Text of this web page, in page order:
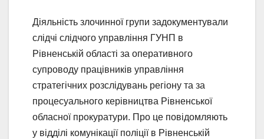
Діяльність злочинної групи задокументували
слідчі слідчого управління ГУНП в
Рівненській області за оперативного
супроводу працівників управління
стратегічних розслідувань регіону та за
процесуального керівництва Рівненської
обласної прокуратури. Про це повідомляють
у відділі комунікації поліції в Рівненській